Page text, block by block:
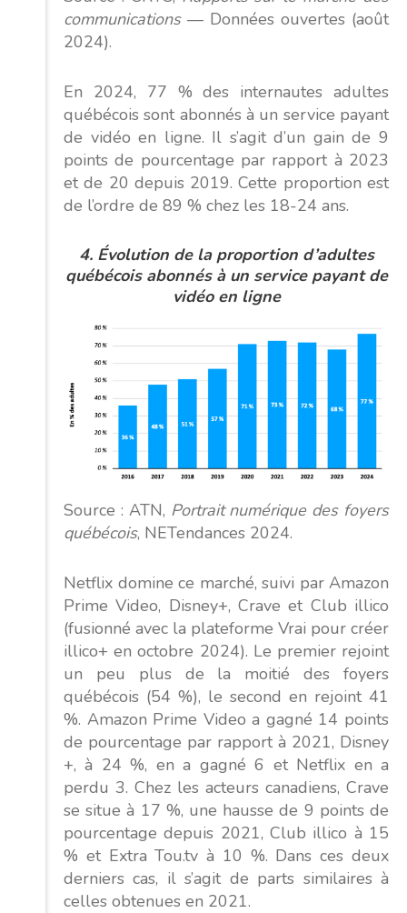
communications— Données ouvertes (août
2024).
En 2024, 77 % des internautes adultes
québécois sont abonnés à un service payant
de vidéo en ligne. Il s’agit d’un gain de 9
points de pourcentage par rapport à 2023
et de 20 depuis 2019. Cette proportion est
de l’ordre de 89 % chez les 18-24 ans.
4. Évolution de la proportion d’adultes
québécois abonnésà un service payant de
vidéo en ligne
Source : ATN, Portrait numérique des foyers
québécois, NETendances 2024.
Netflix domine ce marché, suivi par Amazon
Prime Video, Disney+, Crave et Club illico
(fusionné avec la plateforme Vrai pour créer
illico+ en octobre 2024). Le premier rejoint
un peu plus de la moitié des foyers
québécois (54 %), le second en rejoint 41
%. Amazon Prime Video a gagné 14 points
de pourcentage par rapport à 2021, Disney
+, à 24 %, en a gagné 6 et Netflix en a
perdu 3. Chez les acteurs canadiens, Crave
se situe à 17 %, une hausse de 9 points de
pourcentage depuis 2021, Club illico à 15
% et Extra Tou.tv à 10 %. Dans ces deux
derniers cas, il s’agit de parts similaires à
celles obtenues en 2021.